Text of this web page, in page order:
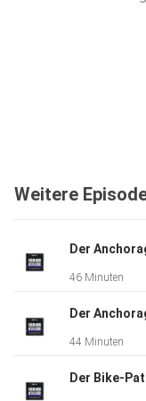
Weitere
46 Minuten
44 Minuten